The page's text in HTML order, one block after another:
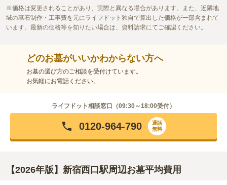
価格は変更されることがあり、実際と異なる場合があります。また、近隣地
域の墓石制作・工事費を元にライフドット独自で算出した価格が一部含まれて
います。最新の価格等を知りたい場合は、資料請求にてご確認ください。
どのお墓がいいかわからない方へ
お墓の選び方のご相談を受付けています。
お気軽にお電話ください。
ライフドット相談窓口（09:30～18:00受付）
0120-964-790
通話
無料
【2026年版】新宿西口駅周辺お墓平均費用